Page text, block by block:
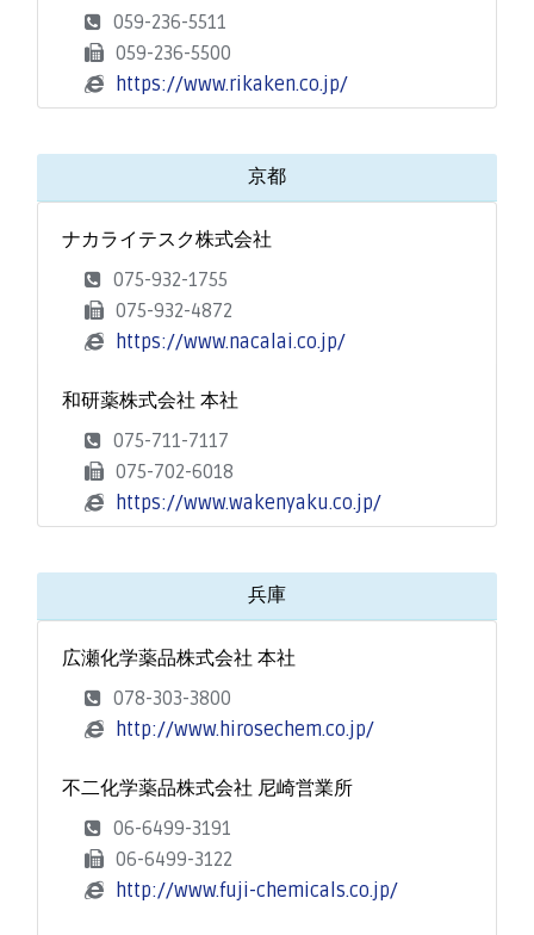
059-236-5511
059-236-5500
https://www.rikaken.co.jp/
京都
ナカライテスク株式会社
075-932-1755
075-932-4872
https://www.nacalai.co.jp/
和研薬株式会社 本社
075-711-7117
075-702-6018
https://www.wakenyaku.co.jp/
兵庫
広瀬化学薬品株式会社 本社
078-303-3800
http://www.hirosechem.co.jp/
不二化学薬品株式会社 尼崎営業所
06-6499-3191
06-6499-3122
http://www.fuji-chemicals.co.jp/